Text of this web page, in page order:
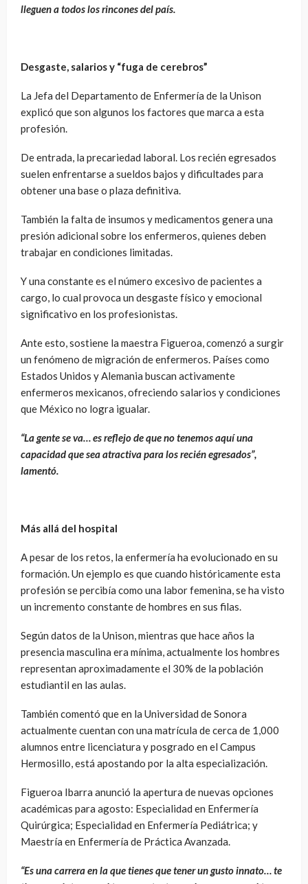
lleguen a todos los rincones del país.
Desgaste, salarios y “fuga de cerebros”
La Jefa del Departamento de Enfermería de la Unison
explicó que son algunos los factores que marca a esta
profesión.
De entrada, la precariedad laboral. Los recién egresados
suelen enfrentarse a sueldos bajos y dificultades para
obtener una base o plaza definitiva.
También la falta de insumos y medicamentos genera una
presión adicional sobre los enfermeros, quienes deben
trabajar en condiciones limitadas.
Y una constante es el número excesivo de pacientes a
cargo, lo cual provoca un desgaste físico y emocional
significativo en los profesionistas.
Ante esto, sostiene la maestra Figueroa, comenzó a surgir
un fenómeno de migración de enfermeros. Países como
Estados Unidos y Alemania buscan activamente
enfermeros mexicanos, ofreciendo salarios y condiciones
que México no logra igualar.
“La gente se va… es reflejo de que no tenemos aquí una
capacidad que sea atractiva para los recién egresados”,
lamentó.
Más allá del hospital
A pesar de los retos, la enfermería ha evolucionado en su
formación. Un ejemplo es que cuando históricamente esta
profesión se percibía como una labor femenina, se ha visto
un incremento constante de hombres en sus filas.
Según datos de la Unison, mientras que hace años la
presencia masculina era mínima, actualmente los hombres
representan aproximadamente el 30% de la población
estudiantil en las aulas.
También comentó que en la Universidad de Sonora
actualmente cuentan con una matrícula de cerca de 1,000
alumnos entre licenciatura y posgrado en el Campus
Hermosillo, está apostando por la alta especialización.
Figueroa Ibarra anunció la apertura de nuevas opciones
académicas para agosto: Especialidad en Enfermería
Quirúrgica; Especialidad en Enfermería Pediátrica; y
Maestría en Enfermería de Práctica Avanzada.
“Es una carrera en la que tienes que tener un gusto innato… te